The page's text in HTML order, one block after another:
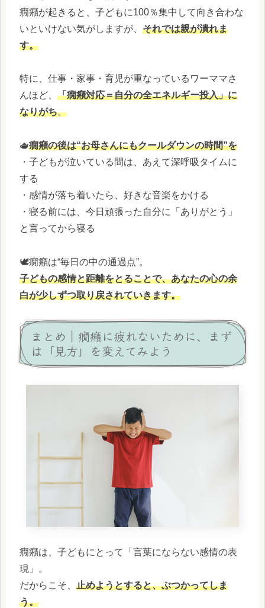
癇癪が起きると、子どもに100％集中して向き合わな
いといけない気がしますが、 それでは親が潰れま
す。
特に、仕事・家事・育児が重なっているワーママさ
んほど、 「癇癪対応＝自分の全エネルギー投入」に
なりがち。
🫖癇癪の後は“お母さんにもクールダウンの時間”を
・子どもが泣いている間は、あえて深呼吸タイムに
する
・感情が落ち着いたら、好きな音楽をかける
・寝る前には、今日頑張った自分に「ありがとう」
と言ってから寝る
🕊癇癪は“毎日の中の通過点”。
子どもの感情と距離をとることで、あなたの心の余
白が少しずつ取り戻されていきます。
まとめ｜癇癪に疲れないために、まず
は「見方」を変えてみよう
癇癪は、子どもにとって「言葉にならない感情の表
現」。
だからこそ、 止めようとすると、ぶつかってしま
う。